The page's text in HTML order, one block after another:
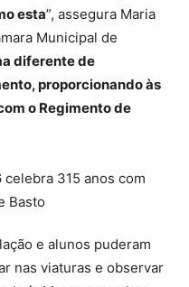
esta”, assegura Maria
Municipal de
diferente de
proporcionando às
o Regimento de
e alunos puderam
nas viaturas e observar